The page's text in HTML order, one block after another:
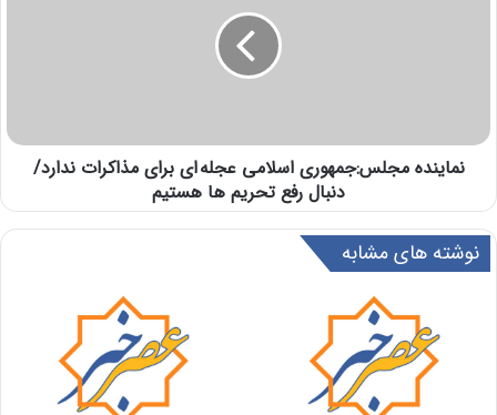
نماینده مجلس:جمهوری اسلامی عجله ای برای مذاکرات ندارد/
دنبال رفع تحریم ها هستیم
نوشته های مشابه